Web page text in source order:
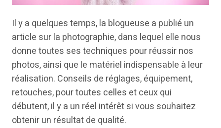
Il y a quelques temps, la blogueuse a publié un
article sur la photographie, dans lequel elle nous
donne toutes ses techniques pour réussir nos
photos, ainsi que le matériel indispensable à leur
réalisation. Conseils de réglages, équipement,
retouches, pour toutes celles et ceux qui
débutent, il y a un réel intérêt si vous souhaitez
obtenir un résultat de qualité.